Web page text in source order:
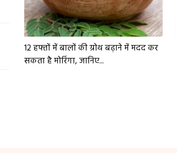
12 हफ्तों में बालों की ग्रोथ बढ़ाने में मदद कर
सकता है मोरिंगा, जानिए...